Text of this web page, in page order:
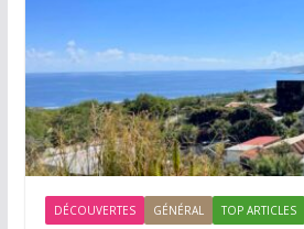
DÉCOUVERTES GÉNÉRAL TOP ARTICLES